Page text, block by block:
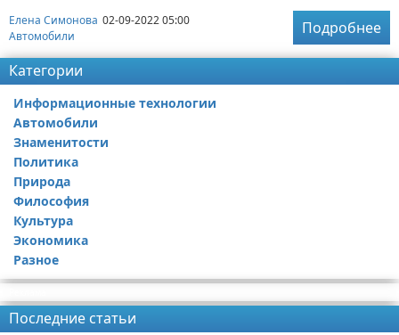
Елена Симонова 02-09-2022 05:00
Автомобили
Подробнее
Категории
Информационные технологии
Автомобили
Знаменитости
Политика
Природа
Философия
Культура
Экономика
Разное
Последние статьи